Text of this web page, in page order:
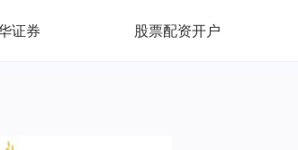
证券 股票配资开户